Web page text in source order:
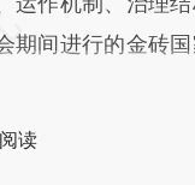
期间进行的金砖
读